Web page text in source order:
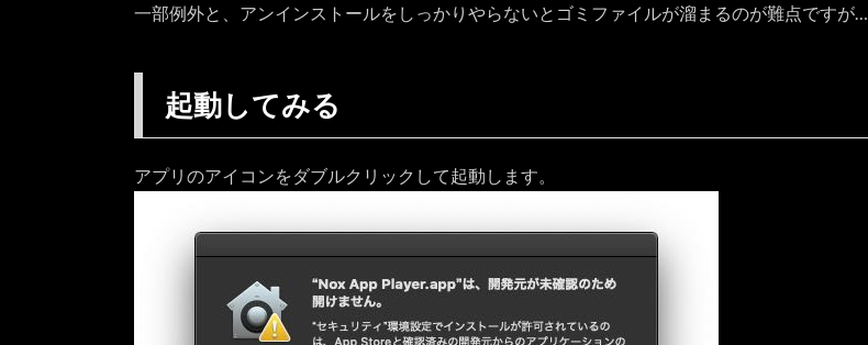
レイ
不
可】
行動
一部例外と、アンインストールをしっかりやらないとゴミファイルが溜まるのが難点ですが…
起動してみる
アプリのアイコンをダブルクリックして起動します。